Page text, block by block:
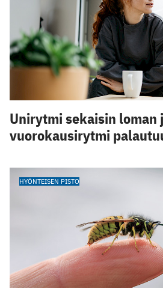
Unirytmi sekaisin loman
vuorokausirytmi
HYÖNTEISEN PISTO